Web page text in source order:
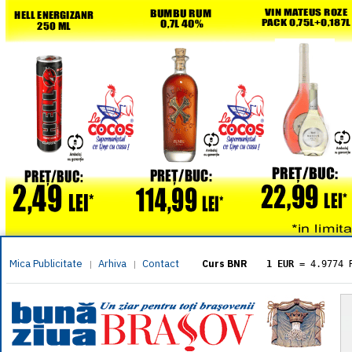
Mica Publicitate | Arhiva | Contact Curs BNR 1 EUR = 4.9774
= 5.8304
1 XAU= 464.4611
1 AED= 1.1933
1 AUD= 2.7957
1 BGN= 2.5449